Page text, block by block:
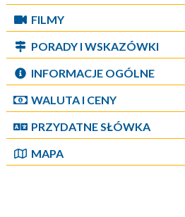
FILMY
PORADY I WSKAZÓWKI
INFORMACJE OGÓLNE
WALUTA I CENY
PRZYDATNE SŁÓWKA
MAPA